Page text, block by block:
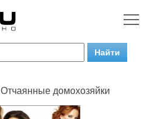
Отчаянные домохозяйки